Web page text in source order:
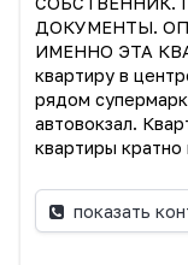
ДОКУМЕНТЫ.
ИМЕННО ЭТА
квартиру в
рядом
автовокзал.
квартиры кратно
показать